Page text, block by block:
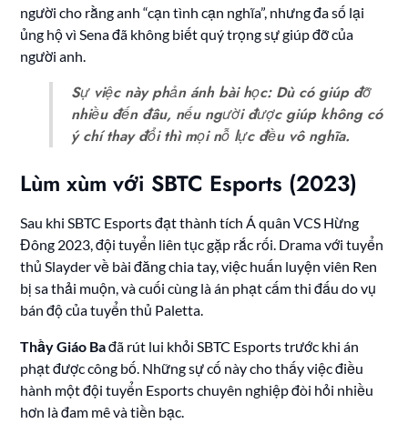
người cho rằng anh “cạn tình cạn nghĩa”, nhưng đa số lại
ủng hộ vì Sena đã không biết quý trọng sự giúp đỡ của
người anh.
Sự việc này phản ánh bài học: Dù có giúp đỡ
nhiều đến đâu, nếu người được giúp không có
ý chí thay đổi thì mọi nỗ lực đều vô nghĩa.
Lùm xùm với SBTC Esports (2023)
Sau khi SBTC Esports đạt thành tích Á quân VCS Hừng
Đông 2023, đội tuyển liên tục gặp rắc rối. Drama với tuyển
thủ Slayder về bài đăng chia tay, việc huấn luyện viên Ren
bị sa thải muộn, và cuối cùng là án phạt cấm thi đấu do vụ
bán độ của tuyển thủ Paletta.
Thầy Giáo Bađã rút lui khỏi SBTC Esports trước khi án
phạt được công bố. Những sự cố này cho thấy việc điều
hành một đội tuyển Esports chuyên nghiệp đòi hỏi nhiều
hơn là đam mê và tiền bạc.